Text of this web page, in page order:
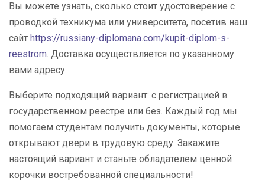
Вы можете узнать, сколько стоит удостоверение с
проводкой техникума или университета, посетив наш
сайт https://russiany-diplomana.com/kupit-diplom-s-
reestrom. Доставка осуществляется по указанному
вами адресу.
Выберите подходящий вариант: с регистрацией в
государственном реестре или без. Каждый год мы
помогаем студентам получить документы, которые
открывают двери в трудовую среду. Закажите
настоящий вариант и станьте обладателем ценной
корочки востребованной специальности!